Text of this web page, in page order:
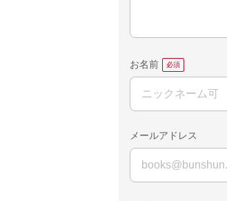
お名前
メールアドレス